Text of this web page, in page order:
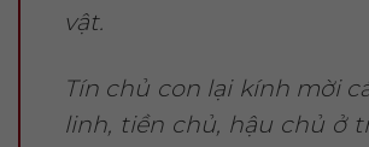
vật.
Tín chủ con lại kính mời
linh, tiền chủ, hậu chủ ở